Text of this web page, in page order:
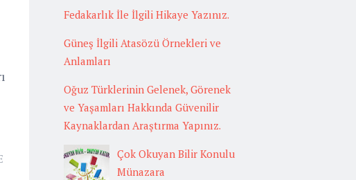
Fedakarlık İle İlgili Hikaye Yazınız.
Güneş İlgili Atasözü Örnekleri ve
Anlamları
Oğuz Türklerinin Gelenek, Görenek
ve Yaşamları Hakkında Güvenilir
Kaynaklardan Araştırma Yapınız.
Çok Okuyan Bilir Konulu
Münazara